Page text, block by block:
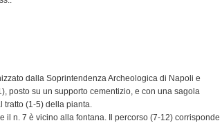
dalla Soprintendenza Archeologica di Napoli e
posto su un supporto cementizio, e con una sagola
tratto (1-5) della pianta.
il n. 7 è vicino alla fontana. Il percorso (7-12) corrisponde